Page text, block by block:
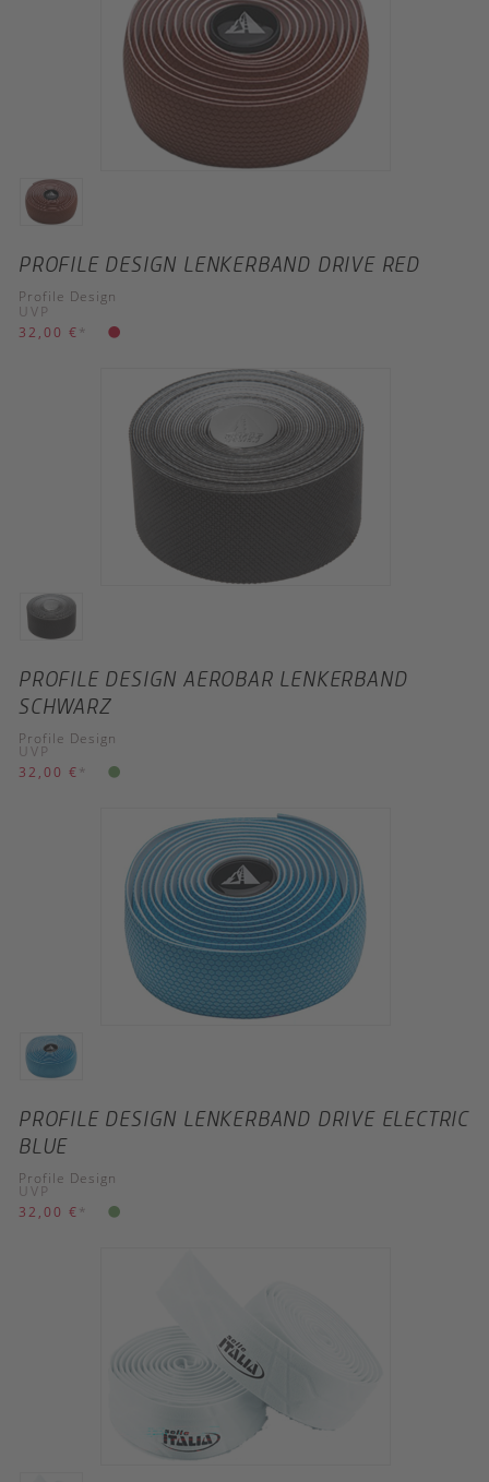
PROFILE DESIGN LENKERBAND DRIVE RED
Profile Design
UVP
32,00 € *
PROFILE DESIGN AEROBAR LENKERBAND
SCHWARZ
Profile Design
UVP
32,00 € *
PROFILE DESIGN LENKERBAND DRIVE ELECTRIC
BLUE
Profile Design
UVP
32,00 € *